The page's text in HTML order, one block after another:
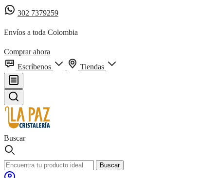
302 7379259
Envíos a toda Colombia
Comprar ahora
Escríbenos
Tiendas
Buscar
Buscar